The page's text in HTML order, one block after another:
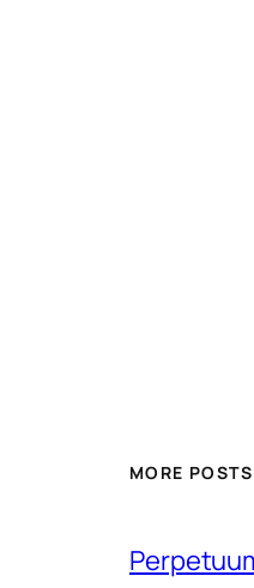
MORE POSTS